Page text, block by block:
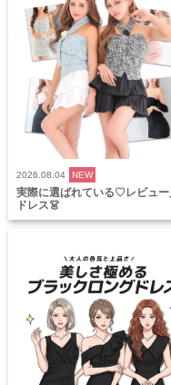
2026.08.04 NEW
実際に選ばれている♡レビュー
ドレス👗